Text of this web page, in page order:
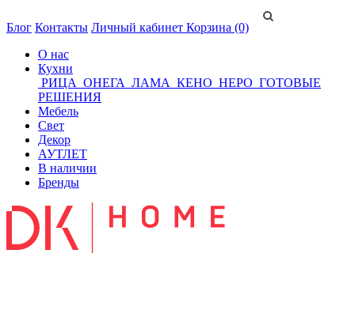
Блог Контакты Личный кабинет Корзина (0)
О нас
Кухни
РИЦА ОНЕГА ЛАМА КЕНО НЕРО ГОТОВЫЕ
РЕШЕНИЯ
Мебель
Свет
Декор
АУТЛЕТ
В наличии
Бренды